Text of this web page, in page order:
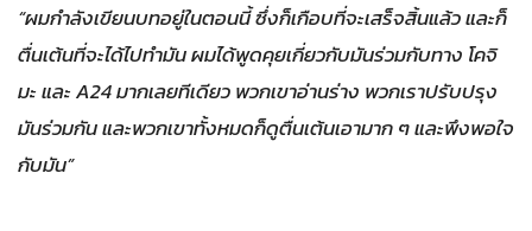
“ผมกำลังเขียนบทอยู่ในตอนนี้ ซึ่งก็เกือบที่จะเสร็จสิ้นแล้ว และก็
ตื่นเต้นที่จะได้ไปทำมัน ผมได้พูดคุยเกี่ยวกับมันร่วมกับทาง โคจิ
มะ และ A24 มากเลยทีเดียว พวกเขาอ่านร่าง พวกเราปรับปรุง
มันร่วมกัน และพวกเขาทั้งหมดก็ดูตื่นเต้นเอามาก ๆ และพึงพอใจ
กับมัน”